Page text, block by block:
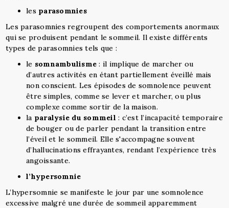
les parasomnies
Les parasomnies regroupent des comportements anormaux
qui se produisent pendant le sommeil. Il existe différents
types de parasomnies tels que :
le somnambulisme : il implique de marcher ou
d’autres activités en étant partiellement éveillé mais
non conscient. Les épisodes de somnolence peuvent
être simples, comme se lever et marcher, ou plus
complexe comme sortir de la maison.
la paralysie du sommeil : c’est l’incapacité temporaire
de bouger ou de parler pendant la transition entre
l’éveil et le sommeil. Elle s'accompagne souvent
d’hallucinations effrayantes, rendant l’expérience très
angoissante.
l’hypersomnie
L’hypersomnie se manifeste le jour par une somnolence
excessive malgré une durée de sommeil apparemment